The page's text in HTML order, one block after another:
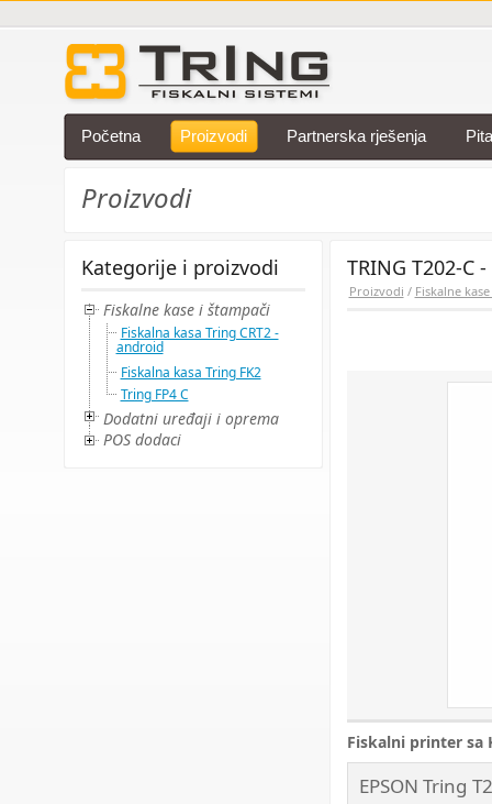
Početna Proizvodi Partnerska rješenja
Proizvodi
Kategorije i proizvodi
Fiskalne kase i štampači
Fiskalna kasa Tring CRT2 -
android
Fiskalna kasa Tring FK2
Tring FP4 C
Dodatni uređaji i oprema
POS dodaci
TRING T202-C
Proizvodi / Fiskalne
Fiskalni printer
EPSON Tring